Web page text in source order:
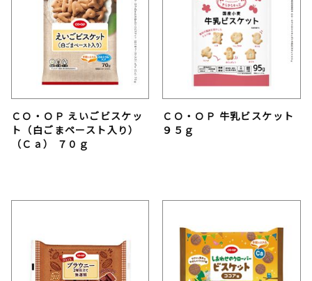
ＣＯ・ＯＰ えいごビスケッ
ト（白ごまペースト入り）
（Ｃａ） ７０ｇ
ＣＯ・ＯＰ 牛乳ビスケット
９５ｇ